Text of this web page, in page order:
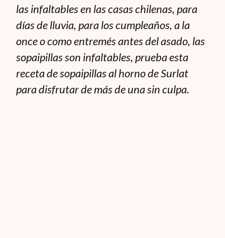
las infaltables en las casas chilenas, para
días de lluvia, para los cumpleaños, a la
once o como entremés antes del asado, las
sopaipillas son infaltables, prueba esta
receta de sopaipillas al horno de Surlat